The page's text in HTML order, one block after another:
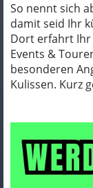
So nennt sich
damit seid Ihr
Dort erfahrt Ihr
Events &
besonderen
Kulissen. Kurz
Toggle